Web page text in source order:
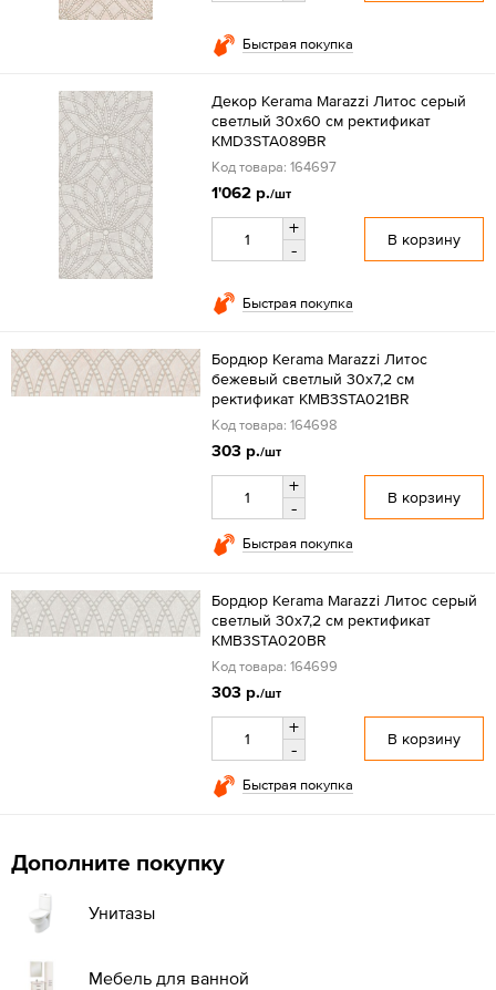
Быстрая покупка
Декор Kerama Marazzi Литос серый
светлый 30x60 см ректификат
KMD3STA089BR
Код товара: 164697
1'062 р./шт
+
-
В корзину
Быстрая покупка
Бордюр Kerama Marazzi Литос
бежевый светлый 30x7,2 см
ректификат KMB3STA021BR
Код товара: 164698
303 р./шт
+
-
В корзину
Быстрая покупка
Бордюр Kerama Marazzi Литос серый
светлый 30x7,2 см ректификат
KMB3STA020BR
Код товара: 164699
303 р./шт
+
-
В корзину
Быстрая покупка
Дополните покупку
Унитазы
Мебель для ванной